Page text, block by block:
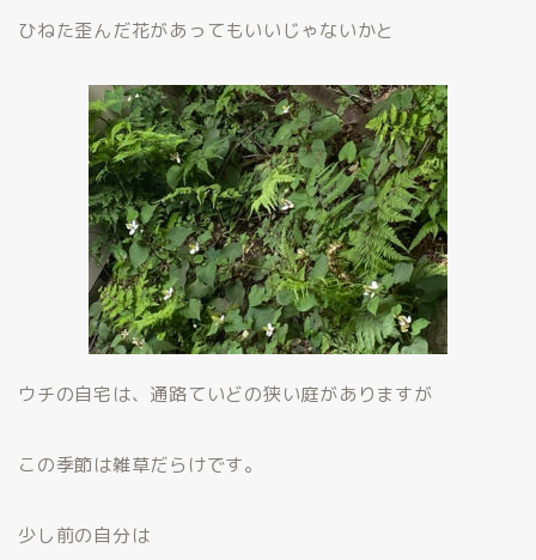
ひねた歪んだ花があってもいいじゃないかと
ウチの自宅は、通路ていどの狭い庭がありますが
この季節は雑草だらけです。
少し前の自分は